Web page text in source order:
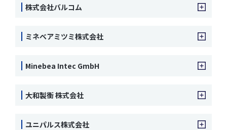
株式会社バルコム
ミネベアミツミ株式会社
Minebea Intec GmbH
大和製衡 株式会社
ユニパルス株式会社